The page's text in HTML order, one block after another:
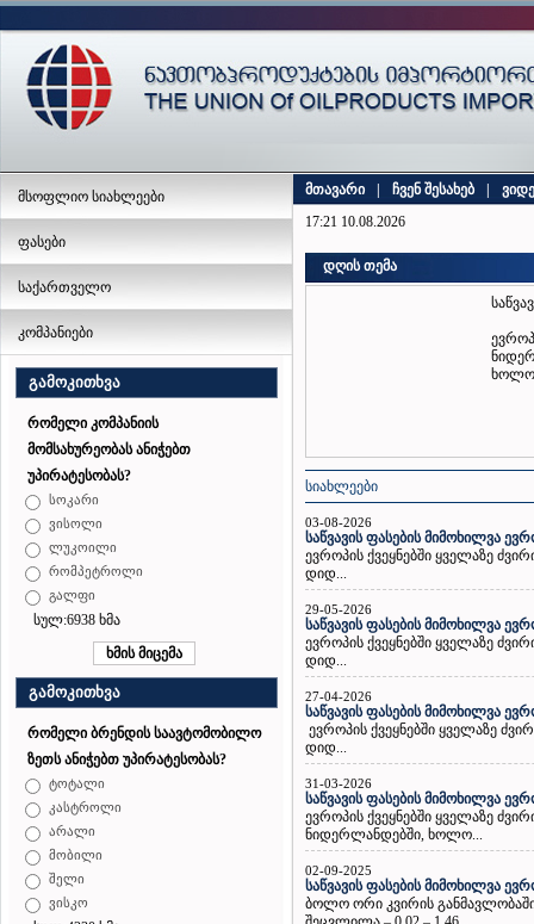
მსოფლიო სიახლეები
ფასები
საქართველო
კომპანიები
გამოკითხვა
რომელი კომპანიის
მომსახურეობას ანიჭებთ
უპირატესობას?
სოკარი
ვისოლი
ლუკოილი
რომპეტროლი
გალფი
სულ:6938 ხმა
გამოკითხვა
რომელი ბრენდის საავტომობილო
ზეთს ანიჭებთ უპირატესობას?
ტოტალი
კასტროლი
არალი
მობილი
შელი
ვისკო
მთავარი ჩვენ შესახებ
17:21 10.08.2026
დღის თემა
ხოლო
სიახლეები
03-08-2026
საწვავის ფასების მიმოხილვა
ევროპის ქვეყნებში ყველაზე
დიდ...
29-05-2026
საწვავის ფასების მიმოხილვა
ევროპის ქვეყნებში ყველაზე
დიდ...
27-04-2026
საწვავის ფასების მიმოხილვა
ევროპის ქვეყნებში ყველაზე
დიდ...
31-03-2026
საწვავის ფასების მიმოხილვა
ევროპის ქვეყნებში ყველაზე
ნიდერლანდებში, ხოლო...
02-09-2025
საწვავის ფასების მიმოხილვა
ბოლო ორი კვირის განმავლობაში